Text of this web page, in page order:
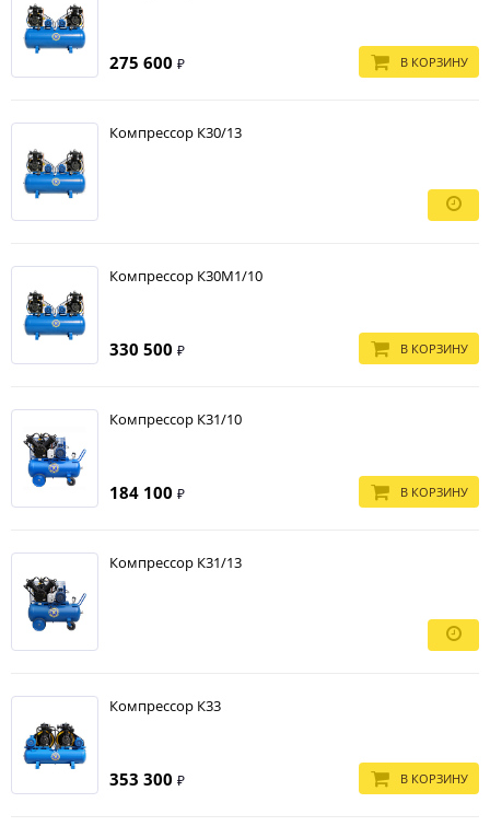
275 600 ₽ В КОРЗИНУ
Компрессор К30/13
Компрессор К30М1/10
330 500 ₽ В КОРЗИНУ
Компрессор К31/10
184 100 ₽ В КОРЗИНУ
Компрессор К31/13
Компрессор К33
353 300 ₽ В КОРЗИНУ